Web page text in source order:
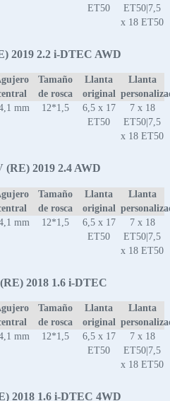
ET50
ET50|7,5
x 18 ET50
2019 2.2 i-DTEC AWD
Tamaño
de rosca
Llanta
original
Llanta
mm 12*1,5
6,5 x 17
ET50
7 x 18
ET50|7,5
x 18 ET50
2019 2.4 AWD
Tamaño
de rosca
Llanta
original
Llanta
mm 12*1,5
6,5 x 17
ET50
7 x 18
ET50|7,5
x 18 ET50
2018 1.6 i-DTEC
Tamaño
de rosca
Llanta
original
Llanta
mm 12*1,5
6,5 x 17
ET50
7 x 18
ET50|7,5
x 18 ET50
2018 1.6 i-DTEC 4WD